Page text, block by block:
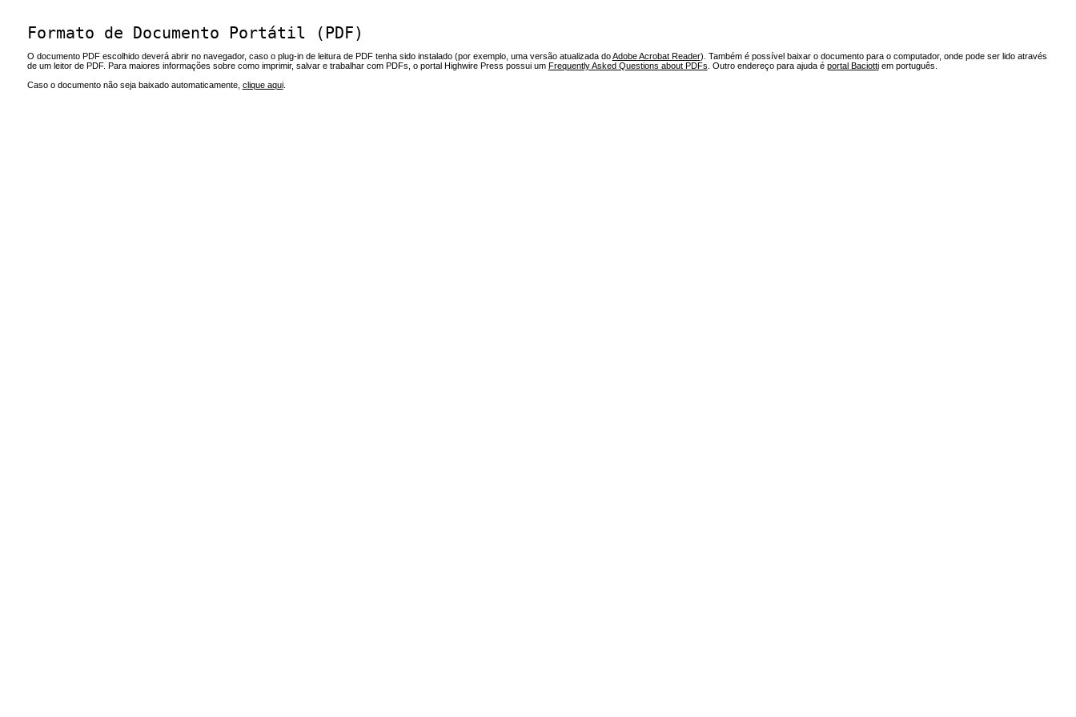
Formato de Documento Portátil (PDF)
O documento PDF escolhido deverá abrir no navegador, caso o plug-in de leitura de PDF tenha sido instalado (por exemplo, uma versão atualizada doAdobe Acrobat Reader). Também é possível baixar o documento para o computador, onde pode ser lido através
de um leitor de PDF. Para maiores informações sobre como imprimir, salvar e trabalhar com PDFs, o portal Highwire Press possui um Frequently Asked Questions about PDFs . Outro endereço para ajuda é portal Baciottiem português.
Caso o documento não seja baixado automaticamente, clique aqui.